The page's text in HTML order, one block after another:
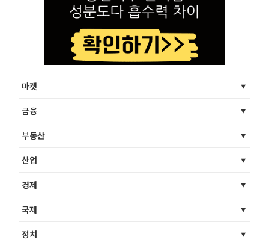
마켓
금융
부동산
산업
경제
국제
정치